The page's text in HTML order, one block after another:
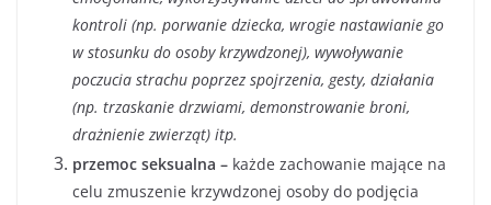
kontroli (np. porwanie dziecka, wrogie nastawianie go
w stosunku do osoby krzywdzonej), wywoływanie
poczucia strachu poprzez spojrzenia, gesty, działania
(np. trzaskanie drzwiami, demonstrowanie broni,
drażnienie zwierząt) itp.
przemoc seksualna – każde zachowanie mające na
celu zmuszenie krzywdzonej osoby do podjęcia